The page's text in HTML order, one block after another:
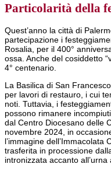
Particolarità della
Quest’anno la città di
partecipazione i
Rosalia, per il 400°
ossa. Anche del cosiddetto
4° centenario.
La Basilica di San
per lavori di restauro, i cui
noti. Tuttavia, i
possono rimanere
dal Centro Diocesano delle
novembre 2024, in
l’immagine
trasferita in processione
intronizzata accanto